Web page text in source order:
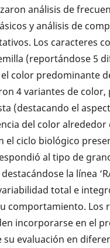
análisis de
y análisis de
Los caracteres
(reportándose 5
color predominante
4 variantes de
(destacando el
del color
el ciclo biológico
al tipo de
la línea
total e
comportamiento. Los
incorporarse en el
su evaluación en